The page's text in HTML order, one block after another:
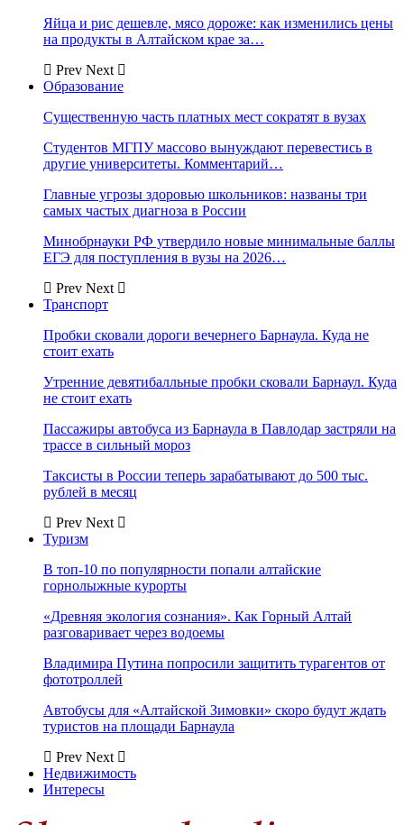
Яйца и рис дешевле, мясо дороже: как изменились цены
на продукты в Алтайском крае за…
Prev Next
Образование
Существенную часть платных мест сократят в вузах
Студентов МГПУ массово вынуждают перевестись в
другие университеты. Комментарий…
Главные угрозы здоровью школьников: названы три
самых частых диагноза в России
Минобрнауки РФ утвердило новые минимальные баллы
ЕГЭ для поступления в вузы на 2026…
Prev Next
Транспорт
Пробки сковали дороги вечернего Барнаула. Куда не
стоит ехать
Утренние девятибалльные пробки сковали Барнаул. Куда
не стоит ехать
Пассажиры автобуса из Барнаула в Павлодар застряли на
трассе в сильный мороз
Таксисты в России теперь зарабатывают до 500 тыс.
рублей в месяц
Prev Next
Туризм
В топ-10 по популярности попали алтайские
горнолыжные курорты
«Древняя экология сознания». Как Горный Алтай
разговаривает через водоемы
Владимира Путина попросили защитить турагентов от
фототроллей
Автобусы для «Алтайской Зимовки» скоро будут ждать
туристов на площади Барнаула
Prev Next
Недвижимость
Интересы